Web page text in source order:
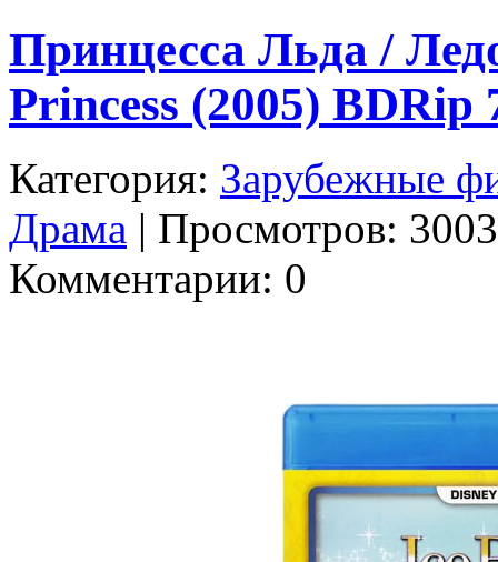
Принцесса Льда /
Princess (2005) BDRip
Категория: Зарубежные
Драма | Просмотров:
Комментарии: 0